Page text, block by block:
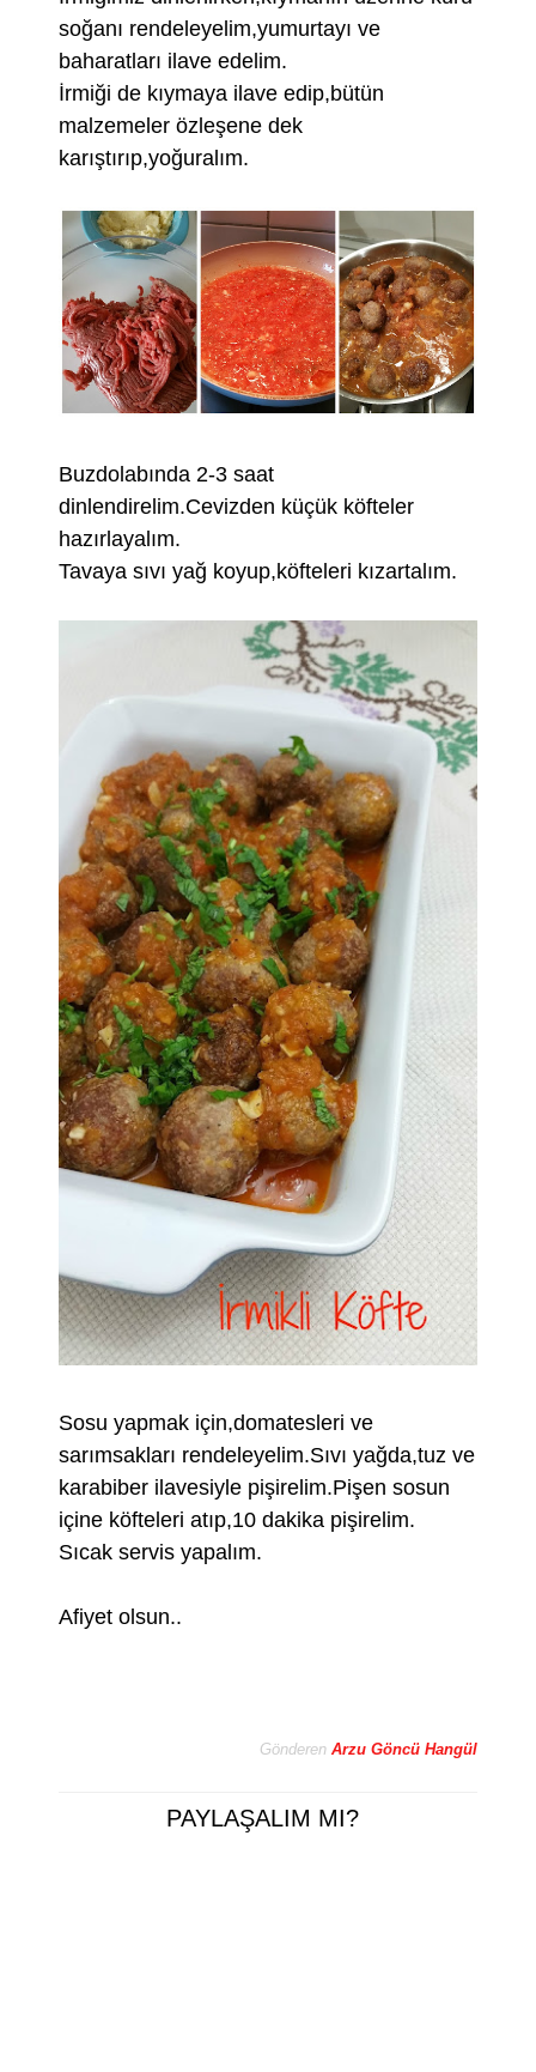
soğanı rendeleyelim,yumurtayı ve
baharatları ilave edelim.
İrmiği de kıymaya ilave edip,bütün
malzemeler özleşene dek
karıştırıp,yoğuralım.
Buzdolabında 2-3 saat
dinlendirelim.Cevizden küçük köfteler
hazırlayalım.
Tavaya sıvı yağ koyup,köfteleri kızartalım.
Sosu yapmak için,domatesleri ve
sarımsakları rendeleyelim.Sıvı yağda,tuz ve
karabiber ilavesiyle pişirelim.Pişen sosun
içine köfteleri atıp,10 dakika pişirelim.
Sıcak servis yapalım.
Afiyet olsun..
Gönderen Arzu Göncü Hangül
PAYLAŞALIM MI?